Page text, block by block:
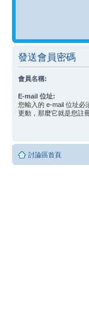
發送會員密碼
會員名稱:
E-mail 位址:
您輸入的 e-mail 位址必
更動，那麼它就是您註
討論區首頁